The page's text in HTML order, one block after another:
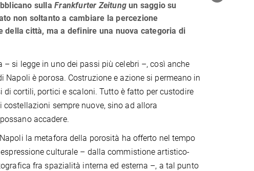
sullaFrankfurter Zeitungun saggio su
non soltanto a cambiare la percezione
della città, ma a definire una nuova categoria di
– si legge in uno dei passi più celebri –, così anche
Napoli è porosa. Costruzione e azione si permeano in
di cortili, portici e scaloni. Tutto è fatto per custodire
costellazioni sempre nuove, sino ad allora
accadere.
la metafora della porosità ha offerto nel tempo
culturale – dalla commistione artistico-
fra spazialità interna ed esterna –, a tal punto